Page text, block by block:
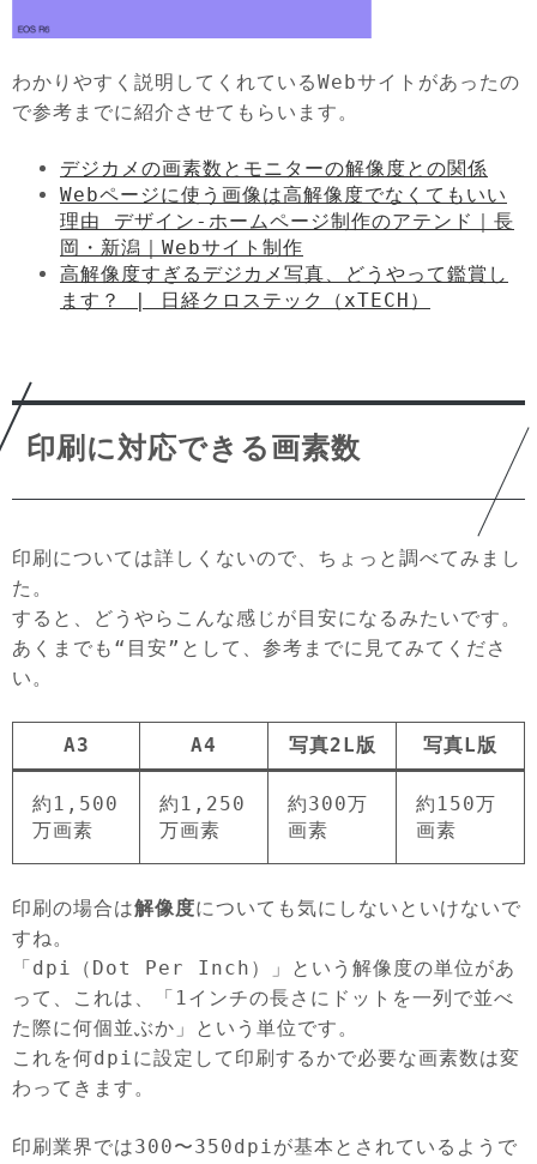
わかりやすく説明してくれているWebサイトがあったの
で参考までに紹介させてもらいます。
デジカメの画素数とモニターの解像度との関係
Webページに使う画像は高解像度でなくてもいい
理由 デザイン-ホームページ制作のアテンド｜長
岡・新潟｜Webサイト制作
高解像度すぎるデジカメ写真、どうやって鑑賞し
ます？ | 日経クロステック（xTECH）
印刷に対応できる画素数
印刷については詳しくないので、ちょっと調べてみまし
た。
すると、どうやらこんな感じが目安になるみたいです。
あくまでも“目安”として、参考までに見てみてくださ
い。
A3 A4 写真2L版 写真L版
約1,500
万画素
約1,250
万画素
約300万
画素
約150万
画素
印刷の場合は解像度についても気にしないといけないで
すね。
「dpi（Dot Per Inch）」という解像度の単位があ
って、これは、「1インチの長さにドットを一列で並べ
た際に何個並ぶか」という単位です。
これを何dpiに設定して印刷するかで必要な画素数は変
わってきます。
印刷業界では300〜350dpiが基本とされているようで